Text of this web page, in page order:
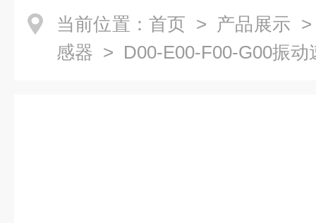
当前位置： 首页 > 产品展示
感器 > D00-E00-F00-G00振动